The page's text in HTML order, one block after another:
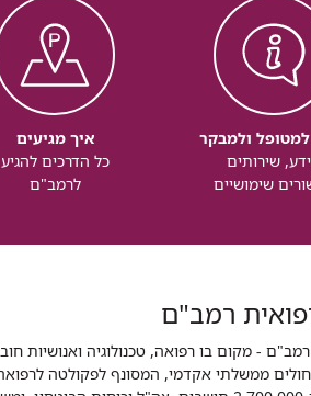
ולמבקר
שירותים
שימושיים
איך מגיעים
כל הדרכים להגיע
לרמב"ם
רמב"ם
- מקום בו רפואה, טכנולוגיה ואנושיות